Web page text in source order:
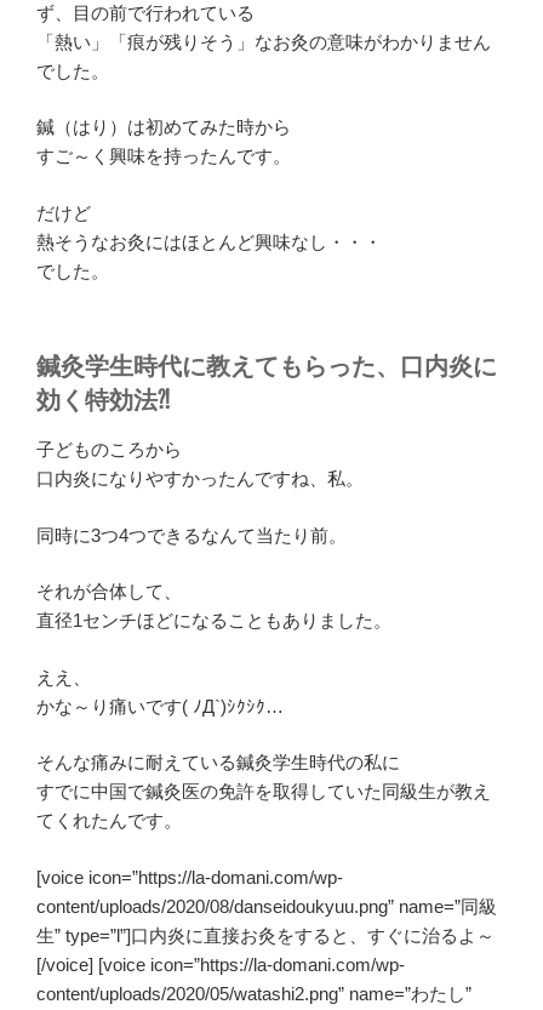
ず、目の前で行われている
「熱い 」「痕が残りそう 」なお灸の意味がわかりません
でした。
鍼（はり）は初めてみた時から
すご～く興味を持ったんです。
だけど
熱そうなお灸にはほとんど興味なし・・・
でした。
鍼灸学生時代に教えてもらった、口内炎に
効く特効法⁈
子どものころから
口内炎になりやすかったんですね、私。
同時に3つ4つできるなんて当たり前。
それが合体して、
直径1センチほどになることもありました。
ええ、
かな～り痛いです( ﾉД`)ｼｸｼｸ…
そんな痛みに耐えている鍼灸学生時代の私に
すでに中国で鍼灸医の免許を取得していた同級生が教え
てくれたんです。
[voice icon=”https://la-domani.com/wp-
content/uploads/2020/08/danseidoukyuu.png” name=”同級
生” type=”l”]口内炎に直接お灸をすると、すぐに治るよ～
[/voice] [voice icon=”https://la-domani.com/wp-
content/uploads/2020/05/watashi2.png” name=”わたし”